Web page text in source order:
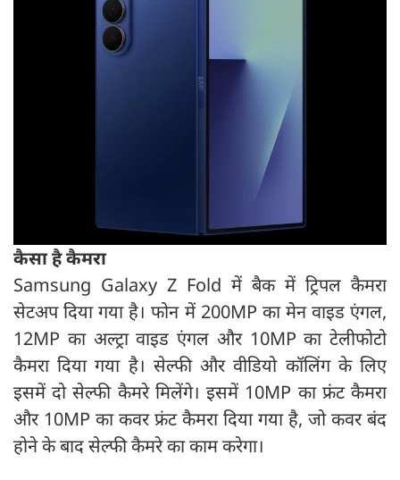
कैसा है कैमरा
Samsung Galaxy Z Fold में बैक में ट्रिपल कैमरा
सेटअप दिया गया है। फोन में 200MP का मेन वाइड एंगल,
12MP का अल्ट्रा वाइड एंगल और 10MP का टेलीफोटो
कैमरा दिया गया है। सेल्फी और वीडियो कॉलिंग के लिए
इसमें दो सेल्फी कैमरे मिलेंगे। इसमें 10MP का फ्रंट कैमरा
और 10MP का कवर फ्रंट कैमरा दिया गया है, जो कवर बंद
होने के बाद सेल्फी कैमरे का काम करेगा।